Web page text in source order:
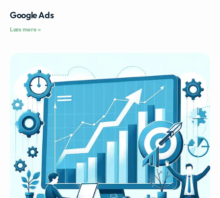
Google Ads
Læs mere »